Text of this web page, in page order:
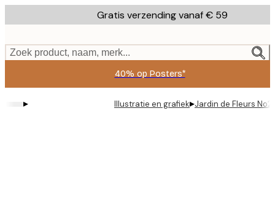
to
content.
Gratis verzending vanaf € 59
Zoek product, naam, merk...
40% op Posters*
▸ Illustratie en grafiek▸Jardin de Fleurs No2